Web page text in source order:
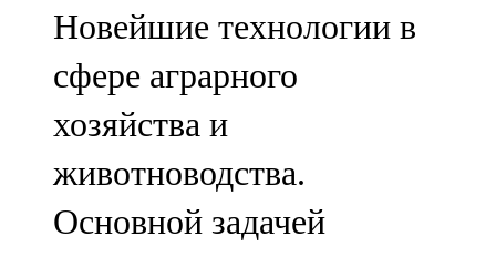
Кукмара
107,9 FM
Лениногорский
102,1 FM
Мамадыш
Новейшие технологии в
сфере аграрного
хозяйства и
животноводства.
Основной задачей